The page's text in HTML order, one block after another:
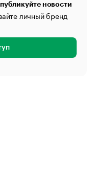
новости
личный бренд